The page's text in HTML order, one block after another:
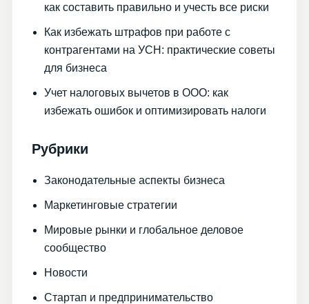
как составить правильно и учесть все риски
Как избежать штрафов при работе с
контрагентами на УСН: практические советы
для бизнеса
Учет налоговых вычетов в ООО: как
избежать ошибок и оптимизировать налоги
Рубрики
Законодательные аспекты бизнеса
Маркетинговые стратегии
Мировые рынки и глобальное деловое
сообщество
Новости
Стартап и предпринимательство